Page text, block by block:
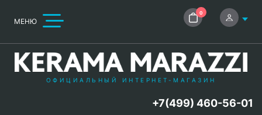
МЕНЮ
0
ОФИЦИАЛЬНЫЙ ИНТЕРНЕТ-МАГАЗИН
+7(499) 460-56-01